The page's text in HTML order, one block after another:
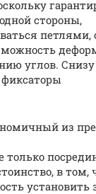
стороны,
петлями,
углов.
из
только
в том,
установить